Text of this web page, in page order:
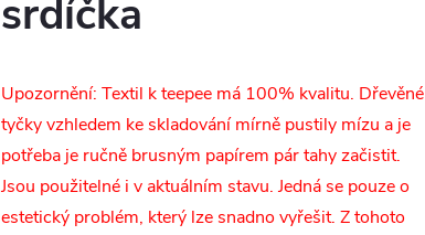
srdíčka
Upozornění: Textil k teepee má 100% kvalitu. Dřevěné
tyčky vzhledem ke skladování mírně pustily mízu a je
potřeba je ručně brusným papírem pár tahy začistit.
Jsou použitelné i v aktuálním stavu. Jedná se pouze o
estetický problém, který lze snadno vyřešit. Z tohoto